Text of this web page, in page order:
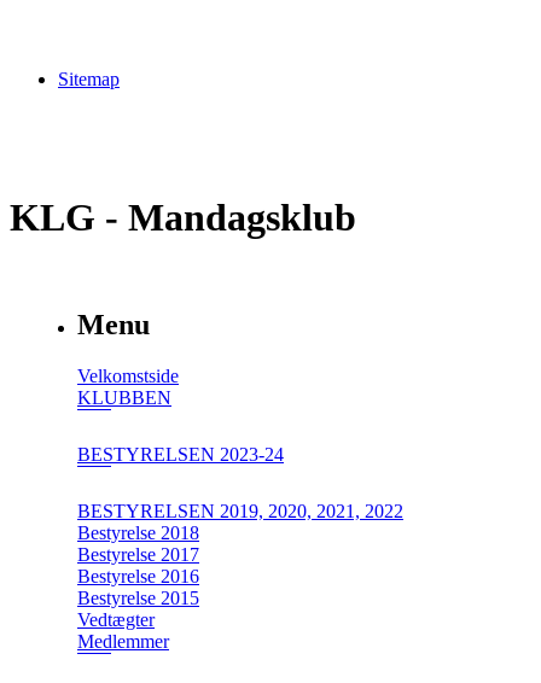
Sitemap
KLG - Mandagsklub
Menu
Velkomstside
KLUBBEN
BESTYRELSEN 2023-24
BESTYRELSEN 2019, 2020, 2021, 2022
Bestyrelse 2018
Bestyrelse 2017
Bestyrelse 2016
Bestyrelse 2015
Vedtægter
Medlemmer